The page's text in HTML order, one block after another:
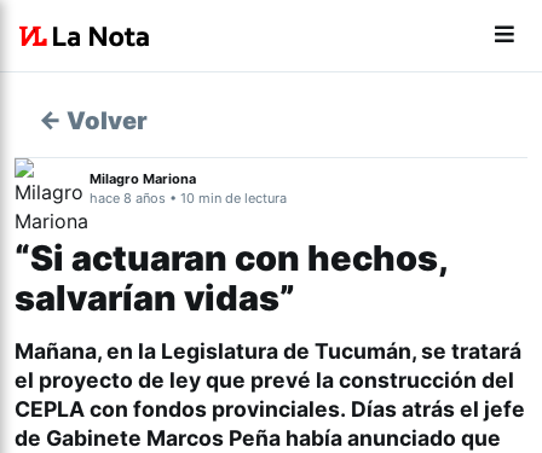
← Volver
Milagro Mariona
hace 8 años • 10 min de lectura
“Si actuaran con hechos,
salvarían vidas”
Mañana, en la Legislatura de Tucumán, se tratará
el proyecto de ley que prevé la construcción del
CEPLA con fondos provinciales. Días atrás el jefe
de Gabinete Marcos Peña había anunciado que